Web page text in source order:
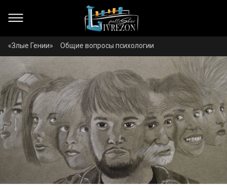
«Злые Гении» Общие вопросы психологии